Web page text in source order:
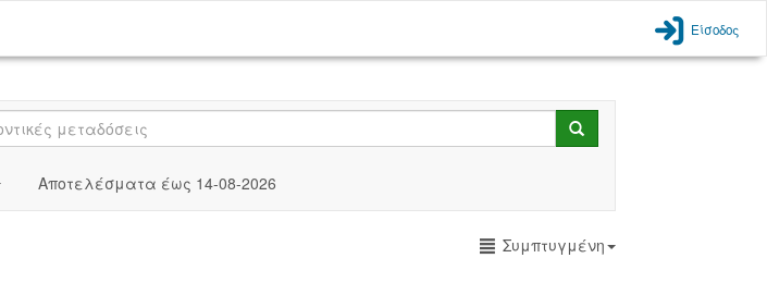
Είσοδος
Search
Αποτελέσματα έως 14-08-2026
Συμπτυγμένη